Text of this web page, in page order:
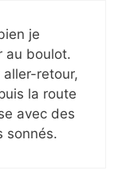
je
au boulot.
retour,
la route
avec des
sonnés.